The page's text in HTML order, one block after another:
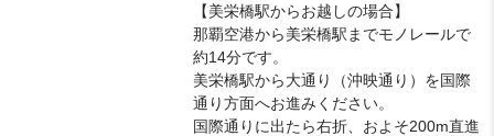
【美栄橋駅からお越しの場合】
那覇空港から美栄橋駅までモノレールで
約14分です。
美栄橋駅から大通り（沖映通り）を国際
通り方面へお進みください。
国際通りに出たら右折、およそ200m直進